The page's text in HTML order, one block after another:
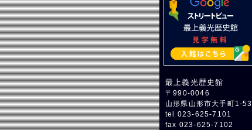
最上義光歴史館
〒990-0046
山形県山形市大手町1-53
tel 023-625-7101
fax 023-625-7102